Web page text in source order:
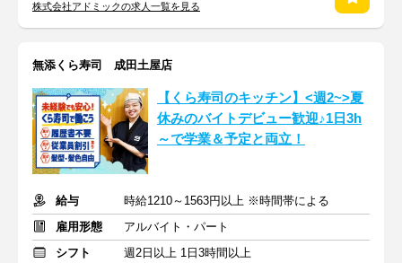
株式会社アドミックの求人一覧を見る
無添くら寿司 成田土屋店
【くら寿司のキッチン】<週2~>夏
休みのバイトデビュー歓迎♪1日3h
～で学業＆予定と両立！
給与
時給1210～1563円以上 ※時間帯による
雇用形態
アルバイト・パート
シフト
週2日以上 1日3時間以上